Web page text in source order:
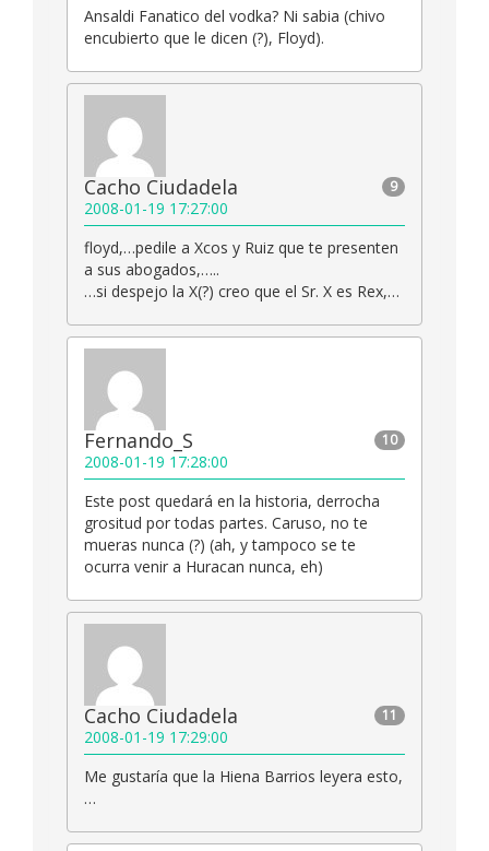
Ansaldi Fanatico del vodka? Ni sabia (chivo
encubierto que le dicen (?), Floyd).
9
Cacho Ciudadela
2008-01-19 17:27:00
floyd,…pedile a Xcos y Ruiz que te presenten
a sus abogados,…..
…si despejo la X(?) creo que el Sr. X es Rex,…
10
Fernando_S
2008-01-19 17:28:00
Este post quedará en la historia, derrocha
grositud por todas partes. Caruso, no te
mueras nunca (?) (ah, y tampoco se te
ocurra venir a Huracan nunca, eh)
11
Cacho Ciudadela
2008-01-19 17:29:00
Me gustaría que la Hiena Barrios leyera esto,
…